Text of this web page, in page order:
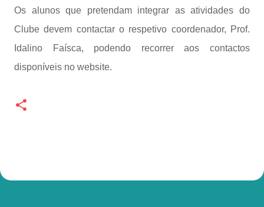
Os alunos que pretendam integrar as atividades do
Clube devem contactar o respetivo coordenador, Prof.
Idalino Faísca, podendo recorrer aos contactos
disponíveis no website.